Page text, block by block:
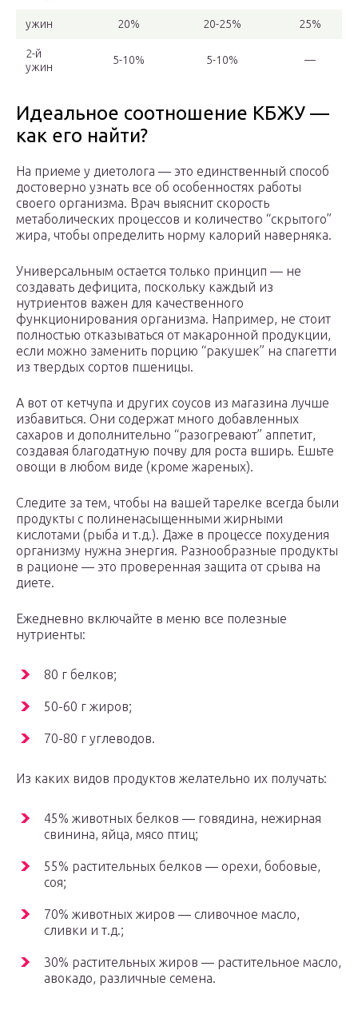
ужин 20% 20-25% 25%
2-й
ужин
5-10% 5-10% —
Идеальное соотношение КБЖУ —
как его найти?
На приеме у диетолога — это единственный способ
достоверно узнать все об особенностях работы
своего организма. Врач выяснит скорость
метаболических процессов и количество “скрытого”
жира, чтобы определить норму калорий наверняка.
Универсальным остается только принцип — не
создавать дефицита, поскольку каждый из
нутриентов важен для качественного
функционирования организма. Например, не стоит
полностью отказываться от макаронной продукции,
если можно заменить порцию “ракушек” на спагетти
из твердых сортов пшеницы.
А вот от кетчупа и других соусов из магазина лучше
избавиться. Они содержат много добавленных
сахаров и дополнительно “разогревают” аппетит,
создавая благодатную почву для роста вширь. Ешьте
овощи в любом виде (кроме жареных).
Следите за тем, чтобы на вашей тарелке всегда были
продукты с полиненасыщенными жирными
кислотами (рыба и т.д.). Даже в процессе похудения
организму нужна энергия. Разнообразные продукты
в рационе — это проверенная защита от срыва на
диете.
Ежедневно включайте в меню все полезные
нутриенты:
80 г белков;
50-60 г жиров;
70-80 г углеводов.
Из каких видов продуктов желательно их получать:
45% животных белков — говядина, нежирная
свинина, яйца, мясо птиц;
55% растительных белков — орехи, бобовые,
соя;
70% животных жиров — сливочное масло,
сливки и т.д.;
30% растительных жиров — растительное масло,
авокадо, различные семена.